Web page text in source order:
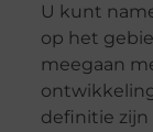
U kunt
op het
meegaan
definitie